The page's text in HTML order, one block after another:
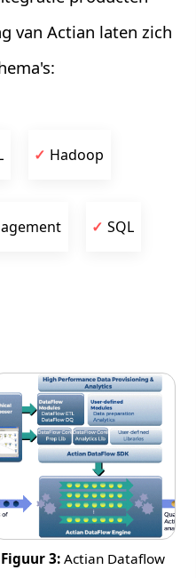
van Actian laten zich
Hadoop
SQL
Figuur 3:Actian Dataflow